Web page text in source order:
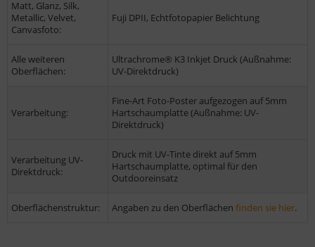
Matt, Glanz, Silk,
Metallic, Velvet,
Canvasfoto:
Fuji DPII, Echtfotopapier Belichtung
Alle weiteren
Oberflächen:
Ultrachrome® K3 Inkjet Druck (Außnahme:
UV-Direktdruck)
Verarbeitung:
Fine-Art Foto-Poster aufgezogen auf 5mm
Hartschaumplatte (Außnahme: UV-
Direktdruck)
Verarbeitung UV-
Direktdruck:
Druck mit UV-Tinte direkt auf 5mm
Hartschaumplatte, optimal für den
Outdooreinsatz
Oberflächenstruktur: Angaben zu den Oberflächen finden sie hier.